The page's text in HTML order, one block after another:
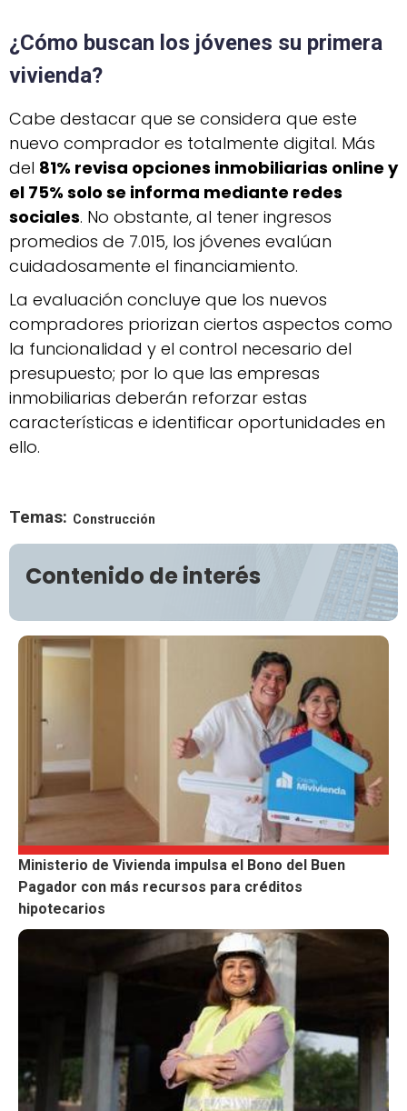
¿Cómo buscan los jóvenes su primera
vivienda?
Cabe destacar que se considera que este
nuevo comprador es totalmente digital. Más
del 81% revisa opciones inmobiliarias online y
el 75% solo se informa mediante redes
sociales. No obstante, al tener ingresos
promedios de 7.015, los jóvenes evalúan
cuidadosamente el financiamiento.
La evaluación concluye que los nuevos
compradores priorizan ciertos aspectos como
la funcionalidad y el control necesario del
presupuesto; por lo que las empresas
inmobiliarias deberán reforzar estas
características e identificar oportunidades en
ello.
Temas: Construcción
Contenido de interés
Ministerio de Vivienda impulsa el Bono del Buen
Pagador con más recursos para créditos
hipotecarios